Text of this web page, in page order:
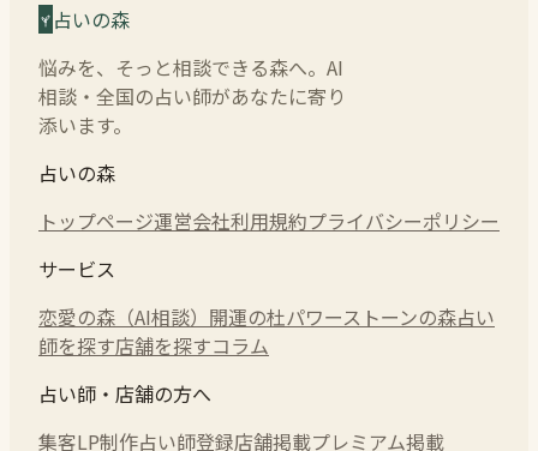
占いの森
悩みを、そっと相談できる森へ。AI
相談・全国の占い師があなたに寄り
添います。
占いの森
トップページ運営会社利用規約プライバシーポリシー
サービス
恋愛の森（AI相談） 開運の杜パワーストーンの森占い
師を探す店舗を探すコラム
占い師・店舗の方へ
集客LP制作占い師登録店舗掲載プレミアム掲載